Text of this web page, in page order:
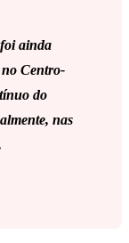
ainda
Centro-
do
nas